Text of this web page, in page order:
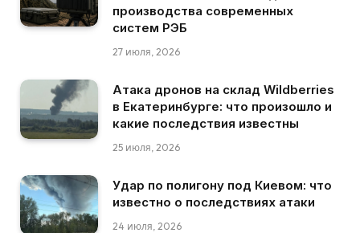
производства современных
систем РЭБ
27 июля, 2026
Атака дронов на склад Wildberries
в Екатеринбурге: что произошло и
какие последствия известны
25 июля, 2026
Удар по полигону под Киевом: что
известно о последствиях атаки
24 июля, 2026